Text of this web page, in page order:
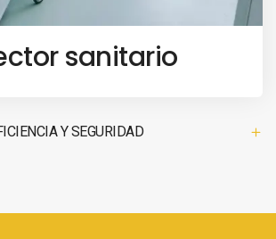
sanitario
Y SEGURIDAD